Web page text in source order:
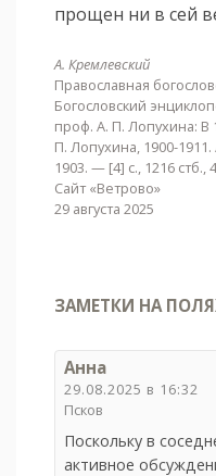
прощен ни в сей
A. Кремлевский
Православная
Богословский
проф. А. П. Лопухина: В
П. Лопухина, 1900-
1903. — [4] с., 1216 стб.,
Сайт «Ветрово»
29 августа 2025
ЗАМЕТКИ НА
Анна
29.08.2025 в 16:32
Псков
Поскольку в
активное